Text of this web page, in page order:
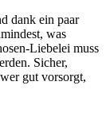
dank ein paar
was
Liebelei muss
Sicher,
gut vorsorgt,